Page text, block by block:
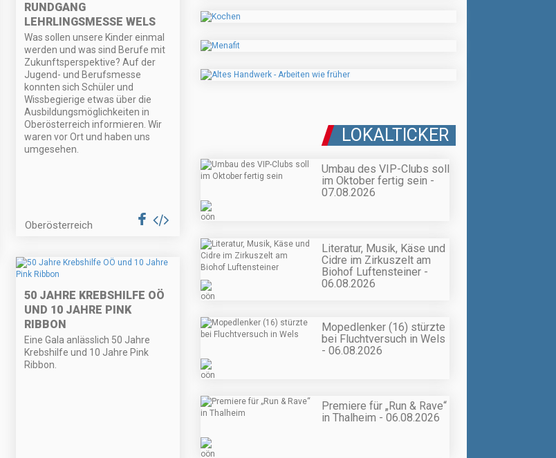
RUNDGANG
LEHRLINGSMESSE WELS
Was sollen unsere Kinder einmal
werden und was sind Berufe mit
Zukunftsperspektive? Auf der
Jugend- und Berufsmesse
konnten sich Schüler und
Wissbegierige etwas über die
Ausbildungsmöglichkeiten in
Oberösterreich informieren. Wir
waren vor Ort und haben uns
umgesehen.
Oberösterreich
50 JAHRE KREBSHILFE OÖ
UND 10 JAHRE PINK
RIBBON
Eine Gala anlässlich 50 Jahre
Krebshilfe und 10 Jahre Pink
Ribbon.
LOKALTICKER
Umbau des VIP-Clubs soll
im Oktober fertig sein -
07.08.2026
Literatur, Musik, Käse und
Cidre im Zirkuszelt am
Biohof Luftensteiner -
06.08.2026
Mopedlenker (16) stürzte
bei Fluchtversuch in Wels
- 06.08.2026
Premiere für „Run & Rave“
in Thalheim - 06.08.2026